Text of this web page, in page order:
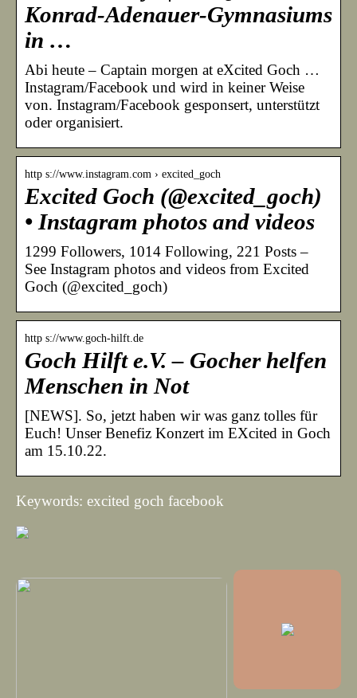
Konrad-Adenauer-Gymnasiums
in …
Abi heute – Captain morgen at eXcited Goch …
Instagram/Facebook und wird in keiner Weise
von. Instagram/Facebook gesponsert, unterstützt
oder organisiert.
http s://www.instagram.com › excited_goch
Excited Goch (@excited_goch)
• Instagram photos and videos
1299 Followers, 1014 Following, 221 Posts –
See Instagram photos and videos from Excited
Goch (@excited_goch)
http s://www.goch-hilft.de
Goch Hilft e.V. – Gocher helfen
Menschen in Not
[NEWS]. So, jetzt haben wir was ganz tolles für
Euch! Unser Benefiz Konzert im EXcited in Goch
am 15.10.22.
Keywords: excited goch facebook